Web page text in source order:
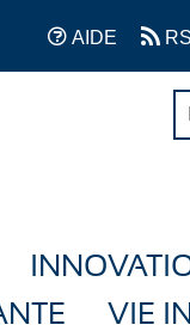
AIDE
VIE